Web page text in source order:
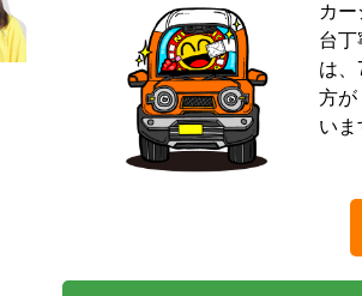
カ
台
は
方が
いま